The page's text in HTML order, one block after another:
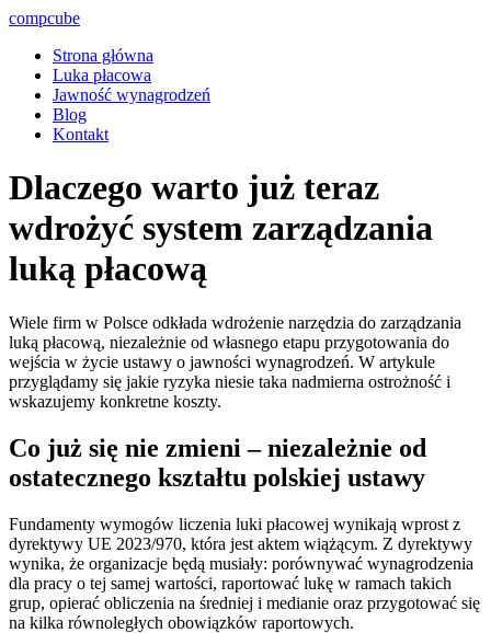
compcube
Strona główna
Luka płacowa
Jawność wynagrodzeń
Blog
Kontakt
Dlaczego warto już teraz
wdrożyć system zarządzania
luką płacową
Wiele firm w Polsce odkłada wdrożenie narzędzia do zarządzania
luką płacową, niezależnie od własnego etapu przygotowania do
wejścia w życie ustawy o jawności wynagrodzeń. W artykule
przyglądamy się jakie ryzyka niesie taka nadmierna ostrożność i
wskazujemy konkretne koszty.
Co już się nie zmieni – niezależnie od
ostatecznego kształtu polskiej ustawy
Fundamenty wymogów liczenia luki płacowej wynikają wprost z
dyrektywy UE 2023/970, która jest aktem wiążącym. Z dyrektywy
wynika, że organizacje będą musiały: porównywać wynagrodzenia
dla pracy o tej samej wartości, raportować lukę w ramach takich
grup, opierać obliczenia na średniej i medianie oraz przygotować się
na kilka równoległych obowiązków raportowych.